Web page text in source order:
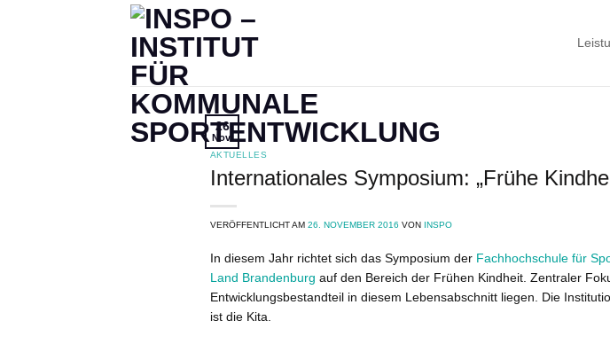
26
Nov.
AKTUELLES
Internationales Symposium: „Frühe
VERÖFFENTLICHT AM 26. NOVEMBER 2016 VON INSPO
In diesem Jahr richtet sich das Symposium der Fachhochschule für
Land Brandenburg auf den Bereich der Frühen Kindheit. Zentraler
Entwicklungsbestandteil in diesem Lebensabschnitt liegen. Die
ist die Kita.